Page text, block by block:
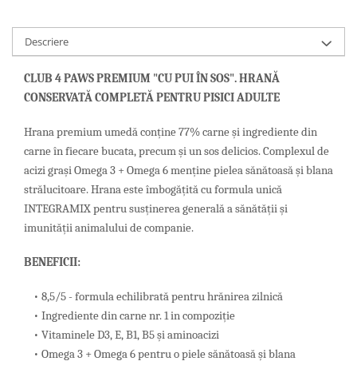
Descriere
CLUB 4 PAWS PREMIUM "CU PUI ÎN SOS". HRANĂ
CONSERVATĂ COMPLETĂ PENTRU PISICI ADULTE
Hrana premium umedă conține 77% carne și ingrediente din
carne în fiecare bucata, precum și un sos delicios. Complexul de
acizi grași Omega 3 + Omega 6 menține pielea sănătoasă și blana
strălucitoare. Hrana este îmbogățită cu formula unică
INTEGRAMIX pentru susținerea generală a sănătății și
imunității animalului de companie.
BENEFICII:
• 8,5/5 - formula echilibrată pentru hrănirea zilnică
• Ingrediente din carne nr. 1 in compoziție
• Vitaminele D3, E, B1, B5 și aminoacizi
• Omega 3 + Omega 6 pentru o piele sănătoasă și blana